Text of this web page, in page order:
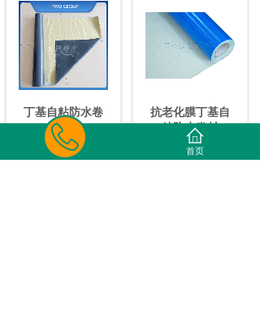
丁基自粘防水卷
材
抗老化膜丁基自
粘防水卷材
首页